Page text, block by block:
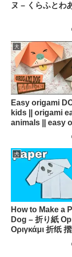
ヌ – くらふとわ
犬
Easy origami
kids || origami
animals || easy
DOG || fanfinter
犬
How to Make a
Dog – 折り紙
Oριγκάμι 折纸